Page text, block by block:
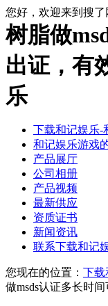
您好，欢迎来到搜
树脂做
出证，有
乐
下载和记娱乐-
和记娱乐游戏
产品展厅
公司相册
产品视频
最新供应
资质证书
新闻资讯
联系下载和记
您现在的位置： 下载
做msds认证多长时